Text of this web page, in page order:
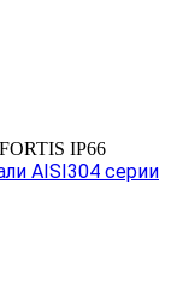
IP66
AISI304 серии